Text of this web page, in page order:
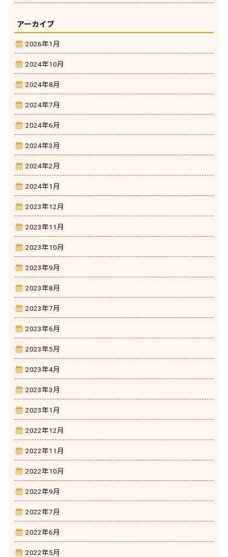
アーカイブ
2026年1月
2024年10月
2024年8月
2024年7月
2024年6月
2024年3月
2024年2月
2024年1月
2023年12月
2023年11月
2023年10月
2023年9月
2023年8月
2023年7月
2023年6月
2023年5月
2023年4月
2023年3月
2023年1月
2022年12月
2022年11月
2022年10月
2022年9月
2022年7月
2022年6月
2022年5月